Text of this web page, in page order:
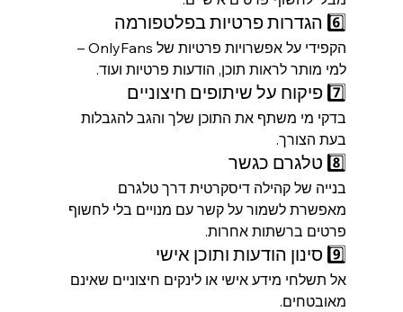
6️⃣ הגדרות פרטיות בפלטפורמה
הקפידי על אפשרויות פרטיות של OnlyFans –
למי מותר לראות תוכן, הודעות פרטיות ועוד.
7️⃣ פיקוח על שיתופים חיצוניים
בדקי מי משתף את התוכן שלך והגב להגבלות
בעת הצורך.
8️⃣ טלגרם כגשר
בנייה של קהילה דיסקרטית דרך טלגרם
מאפשרת לשמור על קשר עם מנויים בלי לחשוף
פרטים ברשתות אחרות.
9️⃣ סינון הודעות ותוכן אישי
אל תשלחי מידע אישי או לינקים חיצוניים שאינם
מאובטחים.